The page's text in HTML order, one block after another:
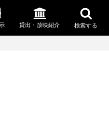
貸出・放映紹介 検索する